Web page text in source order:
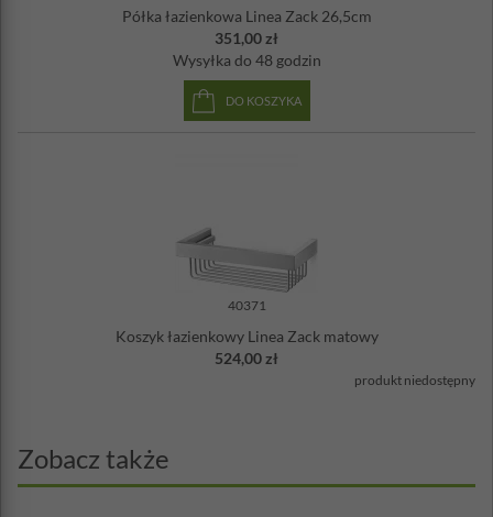
Półka łazienkowa Linea Zack 26,5cm
351,00 zł
Wysyłka do 48 godzin
DO KOSZYKA
40371
Koszyk łazienkowy Linea Zack matowy
524,00 zł
produkt niedostępny
Zobacz także